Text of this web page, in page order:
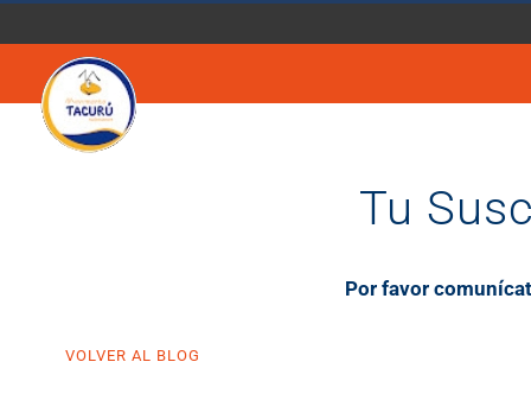
contenido
Tu
Por favor
VOLVER AL BLOG